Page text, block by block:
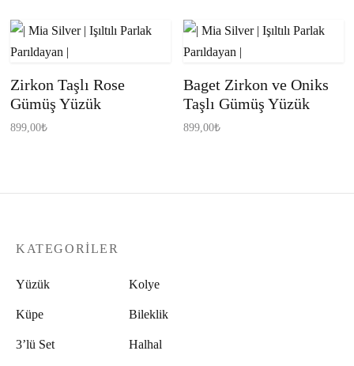
Zirkon Taşlı Rose
Gümüş Yüzük
899,00₺
Baget Zirkon ve Oniks
Taşlı Gümüş Yüzük
899,00₺
KATEGORILER
Yüzük Kolye
Küpe Bileklik
3’lü Set Halhal